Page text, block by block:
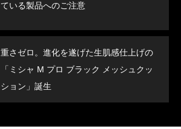
ている製品へのご注意
重さゼロ。進化を遂げた生肌感仕上げの
「ミシャ M プロ ブラック メッシュクッ
ション」誕生